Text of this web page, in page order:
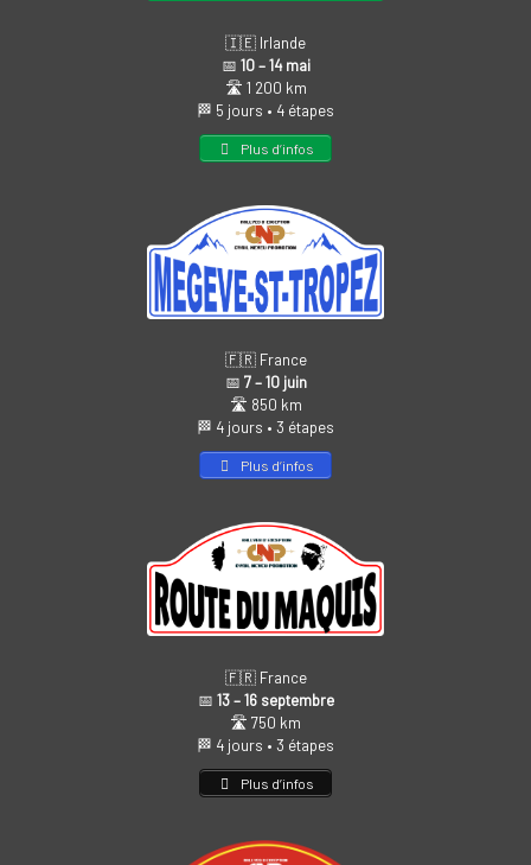
🇮🇪 Irlande
📅 10 – 14 mai
🛣️ 1 200 km
🏁 5 jours • 4 étapes
Plus d’infos
🇫🇷 France
📅 7 – 10 juin
🛣️ 850 km
🏁 4 jours • 3 étapes
Plus d’infos
🇫🇷 France
📅 13 – 16 septembre
🛣️ 750 km
🏁 4 jours • 3 étapes
Plus d’infos